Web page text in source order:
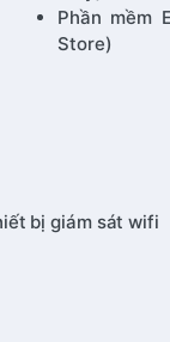
Phần mềm
Store)
bị giám sát wifi